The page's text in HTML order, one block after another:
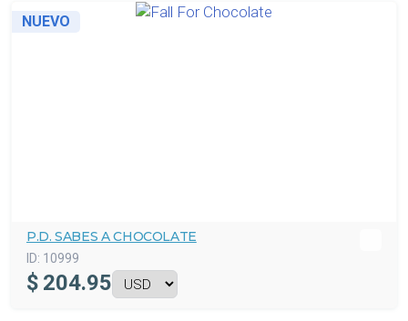
NUEVO
P.D. SABES A CHOCOLATE
ID: 10999
$ 204.95